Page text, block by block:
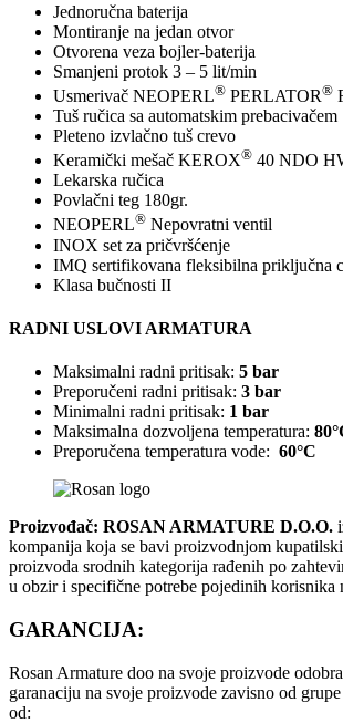
Jednoručna baterija
Montiranje na jedan otvor
Otvorena veza bojler-baterija
Smanjeni protok 3 – 5 lit/min
Usmerivač NEOPERL® PERLATOR®
Tuš ručica sa automatskim prebacivačem
Pleteno izvlačno tuš crevo
Keramički mešač KEROX® 40 NDO
Lekarska ručica
Povlačni teg 180gr.
NEOPERL® Nepovratni ventil
INOX set za pričvršćenje
IMQ sertifikovana fleksibilna priključna
Klasa bučnosti II
RADNI USLOVI ARMATURA
Maksimalni radni pritisak: 5 bar
Preporučeni radni pritisak: 3 bar
Minimalni radni pritisak: 1 bar
Maksimalna dozvoljena temperatura:
Preporučena temperatura vode: 60°C
Proizvođač: ROSAN ARMATURE D.O.O.
kompanija koja se bavi proizvodnjom
proizvoda srodnih kategorija rađenih po
u obzir i specifične potrebe pojedinih korisnika
GARANCIJA:
Rosan Armature doo na svoje proizvode
garanaciju na svoje proizvode zavisno od
od: